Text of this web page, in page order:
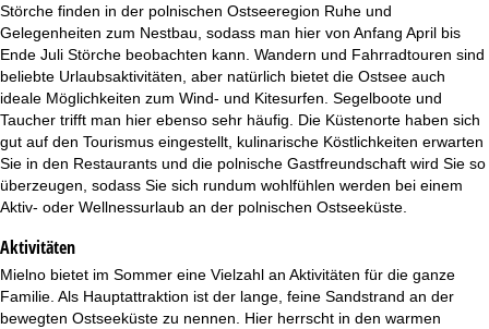
Störche finden in der polnischen Ostseeregion Ruhe und
Gelegenheiten zum Nestbau, sodass man hier von Anfang April bis
Ende Juli Störche beobachten kann. Wandern und Fahrradtouren sind
beliebte Urlaubsaktivitäten, aber natürlich bietet die Ostsee auch
ideale Möglichkeiten zum Wind- und Kitesurfen. Segelboote und
Taucher trifft man hier ebenso sehr häufig. Die Küstenorte haben sich
gut auf den Tourismus eingestellt, kulinarische Köstlichkeiten erwarten
Sie in den Restaurants und die polnische Gastfreundschaft wird Sie so
überzeugen, sodass Sie sich rundum wohlfühlen werden bei einem
Aktiv- oder Wellnessurlaub an der polnischen Ostseeküste.
Aktivitäten
Mielno bietet im Sommer eine Vielzahl an Aktivitäten für die ganze
Familie. Als Hauptattraktion ist der lange, feine Sandstrand an der
bewegten Ostseeküste zu nennen. Hier herrscht in den warmen